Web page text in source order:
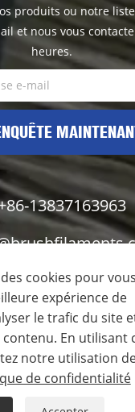
produits ou notre
et nous vous
heures.
13837163963
Industry
de carbure de
- Tous droits réservés
XML politique de
cookies pour vous
expérience de
le trafic du site
En utilisant
notre utilisation
de confidentialité